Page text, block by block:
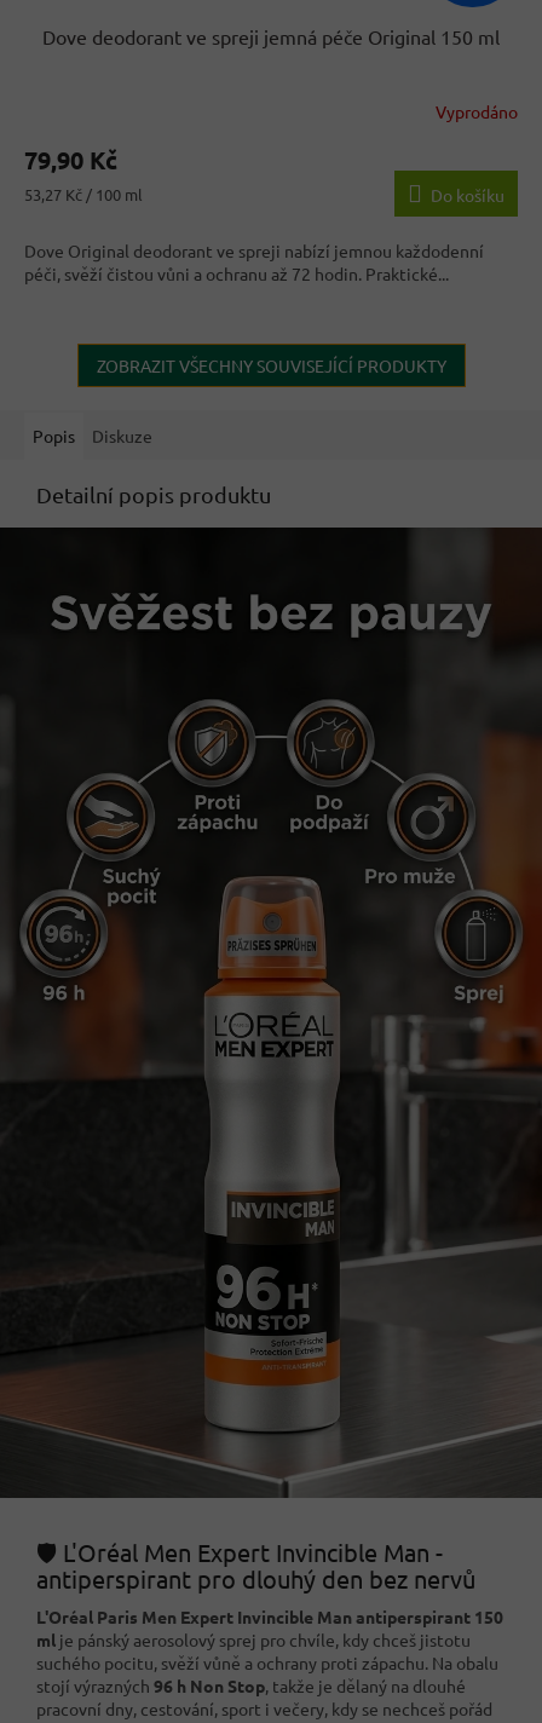
Dove deodorant ve spreji jemná péče Original 150 ml
Vyprodáno
79,90 Kč
Měrná
53,27 Kč / 100 ml Do košíku
Dove Original deodorant ve spreji nabízí jemnou každodenní
péči, svěží čistou vůni a ochranu až 72 hodin. Praktické...
ZOBRAZIT VŠECHNY SOUVISEJÍCÍ PRODUKTY
Popis Diskuze
Detailní popis produktu
🛡️ L'Oréal Men Expert Invincible Man -
antiperspirant pro dlouhý den bez nervů
L'Oréal Paris Men Expert Invincible Man antiperspirant 150
ml je pánský aerosolový sprej pro chvíle, kdy chceš jistotu
suchého pocitu, svěží vůně a ochrany proti zápachu. Na obalu
stojí výrazných 96 h Non Stop, takže je dělaný na dlouhé
pracovní dny, cestování, sport i večery, kdy se nechceš pořád